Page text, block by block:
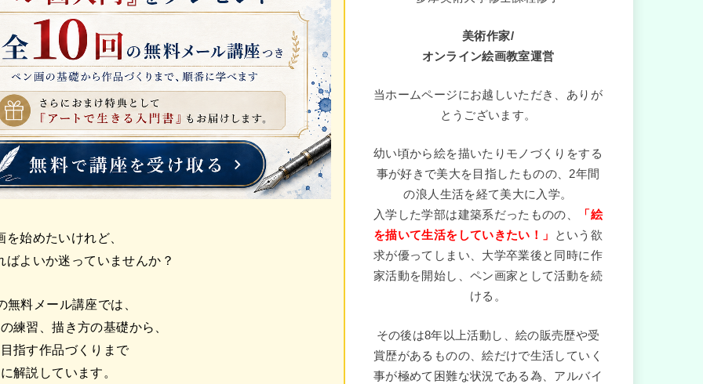
を始めたいけれど、
ばよいか迷っていませんか？
無料メール講座では、
練習、描き方の基礎から、
指す作品づくりまで
解説しています。
美術作家/
オンライン絵画教室運営
当ホームページにお越しいただき、ありが
とうございます。
幼い頃から絵を描いたりモノづくりをする
事が好きで美大を目指したものの、2年間
の浪人生活を経て美大に入学。
入学した学部は建築系だったものの、
「絵
を描いて生活をしていきたい！」
という欲
求が優ってしまい、大学卒業後と同時に作
家活動を開始し、ペン画家として活動を続
ける。
その後は8年以上活動し、絵の販売歴や受
賞歴があるものの、絵だけで生活していく
事が極めて困難な状況である為、アルバイ